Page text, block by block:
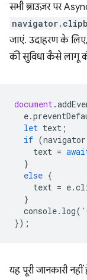
सभी ब्राउज़र पर
जाएं. उदाहरण के लिए,
की सुविधा कैसे लागू
document .
e.
let text ;
if (navigator
text =
}
else {
text = e.
}
console. log(
});
यह पूरी जानकारी